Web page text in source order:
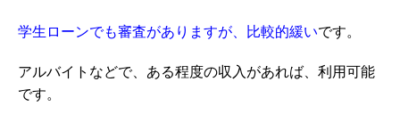
学生ローンでも審査がありますが、比較的緩いです。
アルバイトなどで、ある程度の収入があれば、利用可能
です。